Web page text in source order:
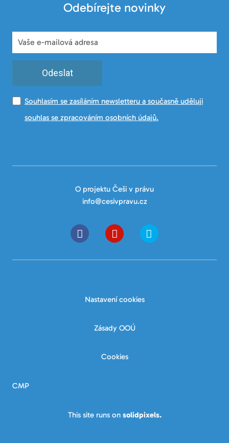
Odebírejte novinky
Odeslat
Souhlasím se zasíláním newsletteru a současně uděluji
souhlas se zpracováním osobních údajů.
O projektu Češi v právu
info@cesivpravu.cz
Nastavení cookies
Zásady OOÚ
Cookies
CMP
This site runs on solidpixels.